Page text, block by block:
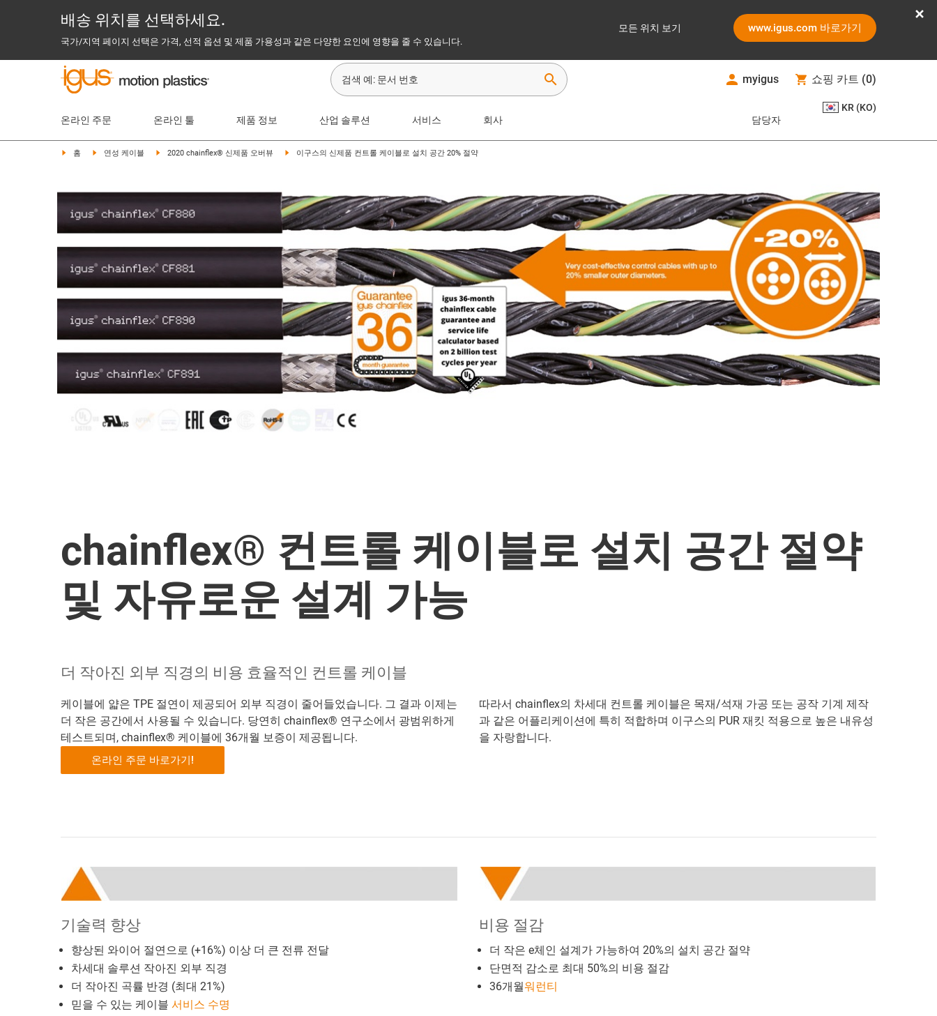
배송 위치를 선택하세요.
국가/지역 페이지 선택은 가격, 선적 옵션 및 제품 가용성과 같은 다양한 요인에 영향을 줄 수 있습니다.
모든 위치 보기 www.igus.com 바로가기
search myigus 쇼핑 카트 (0)
온라인 주문 온라인 툴 제품 정보 산업 솔루션 서비스 회사 담당자
KR (KO)
홈 연성 케이블 2020 chainflex® 신제품 오버뷰 이구스의 신제품 컨트롤 케이블로 설치 공간 20% 절약
chainflex® 컨트롤 케이블로 설치 공간 절약
및 자유로운 설계 가능
더 작아진 외부 직경의 비용 효율적인 컨트롤 케이블
케이블에 얇은 TPE 절연이 제공되어 외부 직경이 줄어들었습니다. 그 결과 이제는
더 작은 공간에서 사용될 수 있습니다. 당연히 chainflex® 연구소에서 광범위하게
테스트되며, chainflex® 케이블에 36개월 보증이 제공됩니다.
온라인 주문 바로가기!
따라서 chainflex의 차세대 컨트롤 케이블은 목재/석재 가공 또는 공작 기계 제작
과 같은 어플리케이션에 특히 적합하며 이구스의 PUR 재킷 적용으로 높은 내유성
을 자랑합니다.
기술력 향상
향상된 와이어 절연으로 (+16%) 이상 더 큰 전류 전달
차세대 솔루션 작아진 외부 직경
더 작아진 곡률 반경 (최대 21%)
믿을 수 있는 케이블 서비스 수명
비용 절감
더 작은 e체인 설계가 가능하여 20%의 설치 공간 절약
단면적 감소로 최대 50%의 비용 절감
36개월워런티